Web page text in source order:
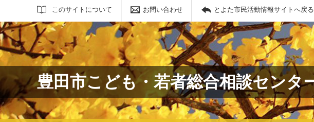
このサイトについて お問い合わせ とよた市民活動情報サイトへ戻る
サイト内検索
豊田市こども・若者総合相談センタ